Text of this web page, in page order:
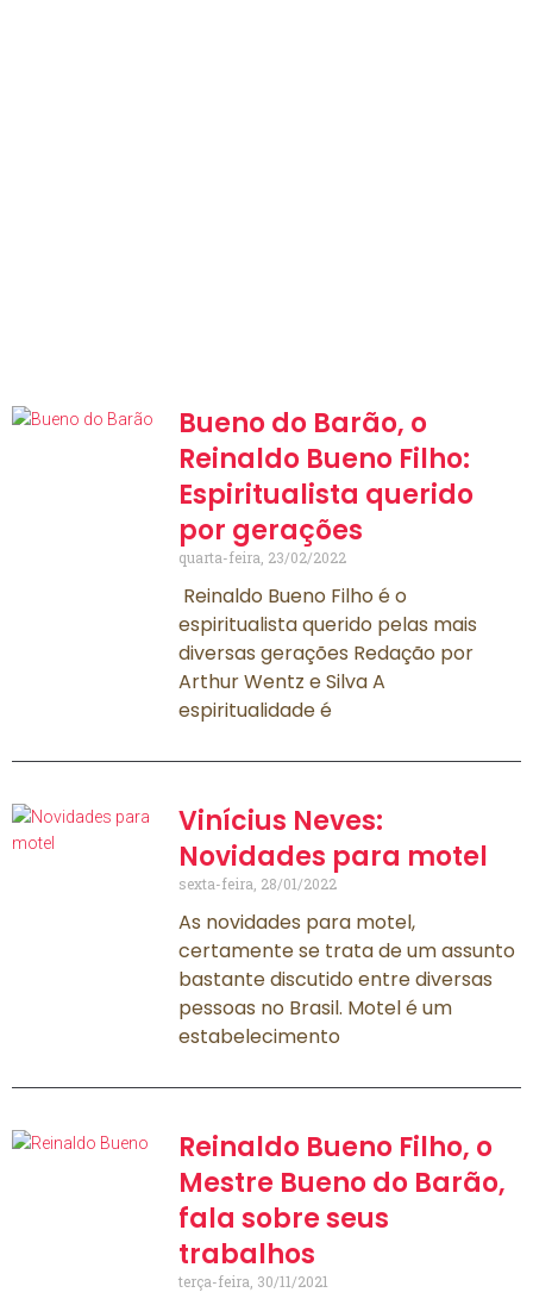
Bueno do Barão, o
Reinaldo Bueno Filho:
Espiritualista querido
por gerações
quarta-feira, 23/02/2022
Reinaldo Bueno Filho é o
espiritualista querido pelas mais
diversas gerações Redação por
Arthur Wentz e Silva A
espiritualidade é
Vinícius Neves:
Novidades para motel
sexta-feira, 28/01/2022
As novidades para motel,
certamente se trata de um assunto
bastante discutido entre diversas
pessoas no Brasil. Motel é um
estabelecimento
Reinaldo Bueno Filho, o
Mestre Bueno do Barão,
fala sobre seus
trabalhos
terça-feira, 30/11/2021